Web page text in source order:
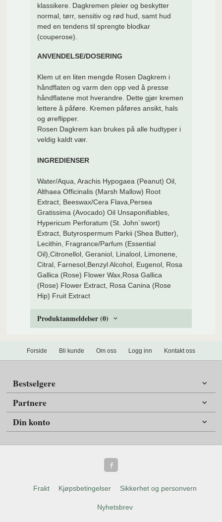
klassikere. Dagkremen pleier og beskytter
normal, tørr, sensitiv og rød hud, samt hud
med en tendens til sprengte blodkar
(couperose).
ANVENDELSE/DOSERING
Klem ut en liten mengde Rosen Dagkrem i
håndflaten og varm den opp ved å presse
håndflatene mot hverandre. Dette gjør kremen
lettere å påføre. Kremen påføres ansikt, hals
og øreflipper.
Rosen Dagkrem kan brukes på alle hudtyper i
veldig kaldt vær.
INGREDIENSER
Water/Aqua, Arachis Hypogaea (Peanut) Oil,
Althaea Officinalis (Marsh Mallow) Root
Extract, Beeswax/Cera Flava,Persea
Gratissima (Avocado) Oil Unsaponifiables,
Hypericum Perforatum (St. John´swort)
Extract, Butyrospermum Parkii (Shea Butter),
Lecithin, Fragrance/Parfum (Essential
Oil),Citronellol, Geraniol, Linalool, Limonene,
Citral, Farnesol,Benzyl Alcohol, Eugenol, Rosa
Gallica (Rose) Flower Wax,Rosa Gallica
(Rose) Flower Extract, Rosa Canina (Rose
Hip) Fruit Extract
Produktanmeldelser (0)
Forside Bli kunde Om oss Logg inn Kontakt oss
Bestselgere
Partnere
Din konto
Frakt Kjøpsbetingelser Sikkerhet og personvern
Nyhetsbrev